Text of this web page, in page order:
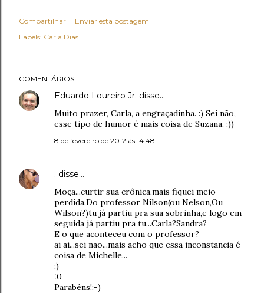
Compartilhar
Enviar esta postagem
Labels: Carla Dias
COMENTÁRIOS
Eduardo Loureiro Jr. disse…
Muito prazer, Carla, a engraçadinha. :) Sei não,
esse tipo de humor é mais coisa de Suzana. :))
8 de fevereiro de 2012 às 14:48
. disse…
Moça...curtir sua crônica,mais fiquei meio
perdida.Do professor Nilson(ou Nelson,Ou
Wilson?)tu já partiu pra sua sobrinha,e logo em
seguida já partiu pra tu...Carla?Sandra?
E o que aconteceu com o professor?
ai ai...sei não...mais acho que essa inconstancia é
coisa de Michelle...
:)
:0
Parabéns!:-)